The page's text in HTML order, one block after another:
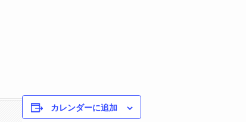
カレンダーに追加